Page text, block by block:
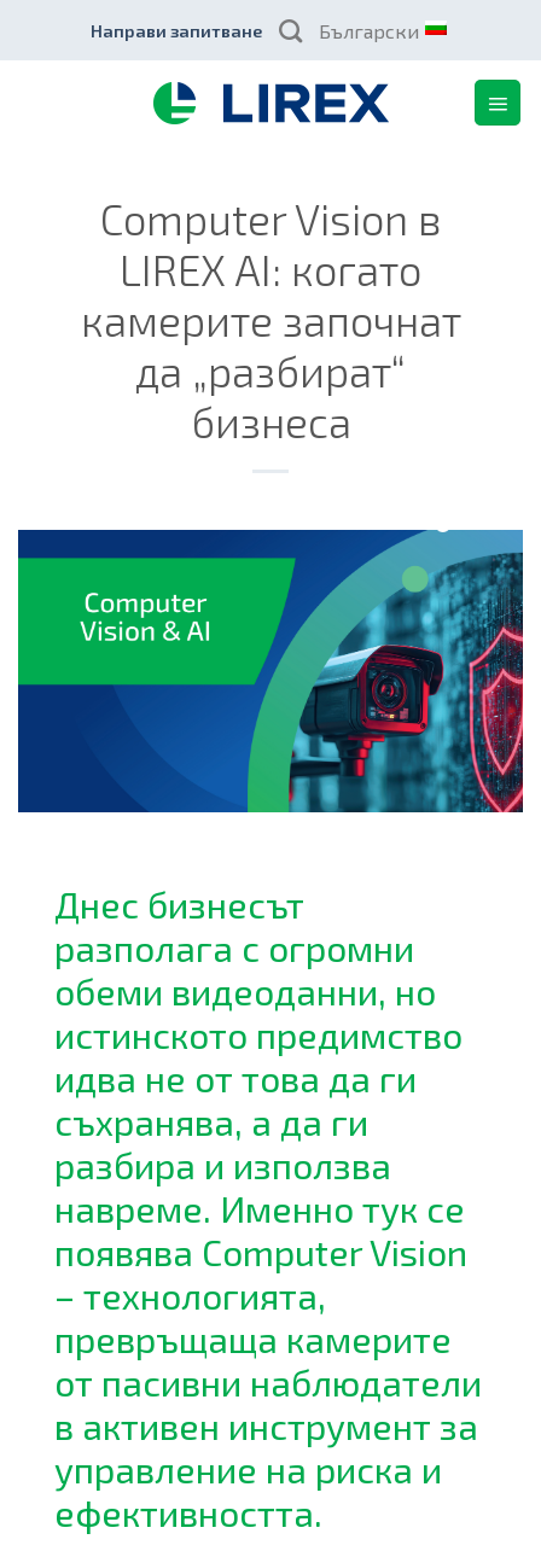
content
Направи запитване Български
Computer Vision в
LIREX AI: когато
камерите започнат
да „разбират“
бизнеса
Днес бизнесът
разполага с огромни
обеми видеоданни, но
истинското предимство
идва не от това да ги
съхранява, а да ги
разбира и използва
навреме. Именно тук се
появява Computer Vision
– технологията,
превръщаща камерите
от пасивни наблюдатели
в активен инструмент за
управление на риска и
ефективността.